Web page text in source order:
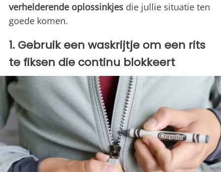
verhelderende oplossinkjes die jullie situatie ten
goede komen.
1. Gebruik een waskrijtje om een rits
te fiksen die continu blokkeert